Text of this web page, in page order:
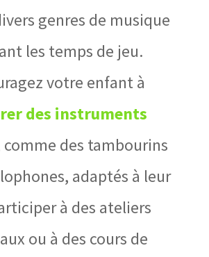
genres de musique
les temps de jeu.
votre enfant à
des instruments
comme des tambourins
adaptés à leur
à des ateliers
ou à des cours de